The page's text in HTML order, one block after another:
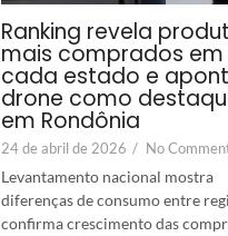
Ranking revela
mais comprados em
cada estado e
drone como
em Rondônia
24 de abril de 2026 / No
Levantamento nacional mostra
diferenças de consumo entre
confirma crescimento das